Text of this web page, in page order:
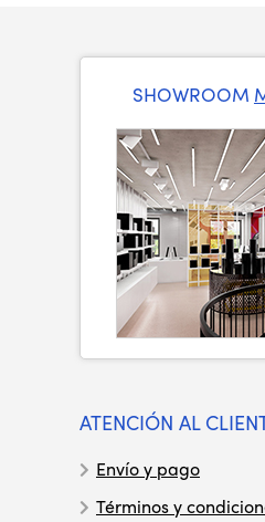
SHOWROOM
ATENCIÓN AL
Envío y pago
Términos y